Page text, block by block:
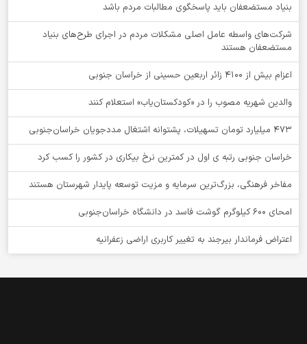
بنیاد مستضعفان باید پاسخگوی مطالبات مردم باشد
شرکت‌های واسطه عامل اصلی مشکلات مردم در اجرای طرح‌های بنیاد
مستضعفان هستند
اعزام بیش از 4100 زائر اربعین حسینی از خراسان جنوبی
والدین شهریه مصوب را در «کودکستان‌یاب» استعلام کنند
۴۷۳ میلیارد تومان تسهیلات، پشتوانه اشتغال مددجویان خراسان‌جنوبی
خراسان جنوبی رتبه ی اول در کمترین نرخ بیکاری در کشور را کسب کرد
مفاخر فرهنگی، بزرگ‌ترین سرمایه و مزیت توسعه پایدار شهرستان هستند
امحای ۶۰۰ کیلوگرم گوشت فاسد در دانشگاه خراسان‌جنوبی
اعتراض فرماندار بیرجند به تغییر کاربری اراضی زعفرانیه